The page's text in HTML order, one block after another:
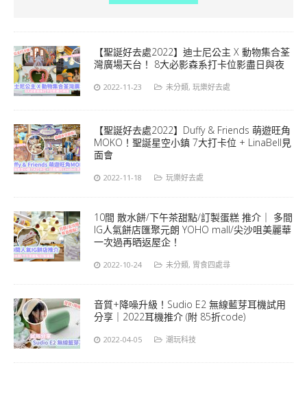
【聖誕好去處2022】迪士尼公主 X 動物集合荃
灣廣場天台！ 8大必影森系打卡位影盡日與夜
2022-11-23 未分類, 玩樂好去處
【聖誕好去處2022】Duffy & Friends 萌遊旺角
MOKO！聖誕星空小鎮 7大打卡位 + LinaBell見
面會
2022-11-18 玩樂好去處
10間 散水餅/下午茶甜點/訂製蛋糕 推介｜ 多間
IG人氣餅店匯聚元朗 YOHO mall/尖沙咀美麗華
一次過再晒返屋企！
2022-10-24 未分類, 胃食四處尋
音質+降噪升級！Sudio E2 無線藍芽耳機試用
分享｜2022耳機推介 (附 85折code)
2022-04-05 潮玩科技